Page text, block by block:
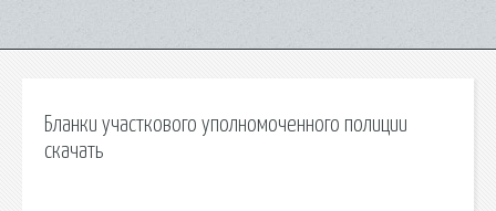
Бланки участкового уполномоченного полиции
скачать